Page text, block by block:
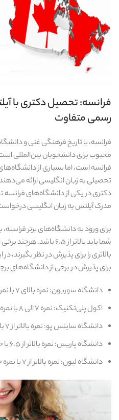
فرانسه: تحصیل دکتری با
رسمی متفاوت
فرانسه، با تاریخ فرهنگی غنی و
محبوب برای دانشجویان بین‌المللی
فرانسه است، اما بسیاری از
تحصیلی به زبان انگلیسی ارائه
دکتری در یکی از دانشگاه‌های فرانسه
مدرک آیلتس به زبان انگلیسی
برای ورود به دانشگاه‌های برتر
شما باید بالاتر از ۶.۵
بالاتری را برای پذیرش در نظر بگیرند،
برای پذیرش در برخی از دانشگاه‌های
دانشگاه سوربون: نمره بالای ۷ با نمره بالاتر از ۶.۵ در هر بخش
اکول پلی‌تکنیک: نمره ۷ الی ۸ با نمره بالاتر از ۷ در هر بخش
دانشگاه ساینس پو: نمره بالاتر از ۷ با حداقل نمره ۶.۵ در هر بخش
دانشگاه پاریس: نمره بالاتر از ۶.۵ با حداقل نمره ۶ در هر بخش
دانشگاه لیون: نمره بالاتر از ۷ با نمره حداقل ۶ در هر بخش